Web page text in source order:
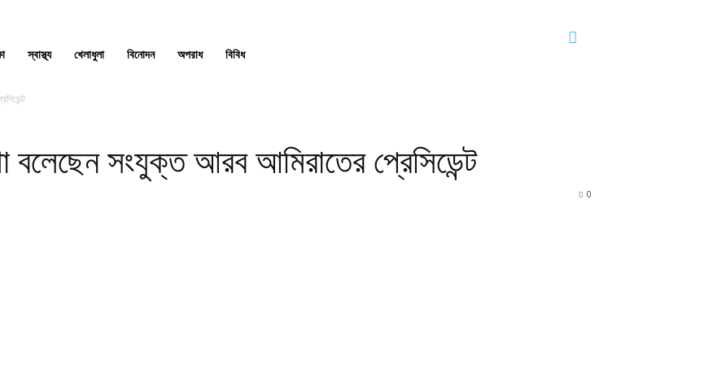
স্বাস্থ্য খেলাধুলা বিনোদন অপরাধ বিবিধ
বলেছেন সংযুক্ত আরব আমিরাতের প্রেসিডেন্ট
0